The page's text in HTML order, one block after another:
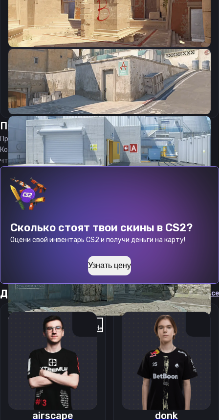
Previous slide Next slide
CSGO-p2v5O-STraG-EXbNR-CYk5n-kNchQ
Скопировать
Прицелфускоот 09.08.2026
Прицел fusco является актуальным на
09.08.2026
Код прицела
CS 2 стараемся еженедельно обновлять,
чтобы вы могли играть с актуальными настройками игрока.
Сколько стоят твои скины в CS2?
Оцени свой инвентарь CS2 и получи деньги на карту!
Узнать цену
Другие прицелы Cмотреть все
airscape donk